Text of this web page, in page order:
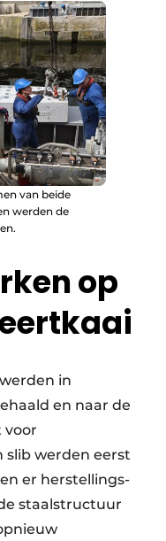
van beide
werden de
op
in
en naar de
voor
slib werden eerst
er herstellings-
staalstructuur